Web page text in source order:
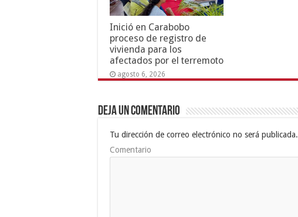
Inició en Carabobo
proceso de registro de
vivienda para los
afectados por el terremoto
agosto 6, 2026
Deja un comentario
Tu dirección de correo electrónico no será publicada.
Comentario